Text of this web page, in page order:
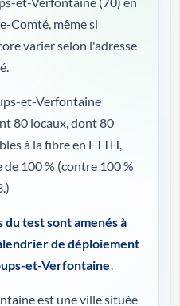
Comté, même si
varier selon l'adresse
et-Verfontaine
80 locaux, dont 80
à la fibre en FTTH,
100 % (contre 100 %
test sont amenés à
de déploiement
et-Verfontaine.
est une ville située